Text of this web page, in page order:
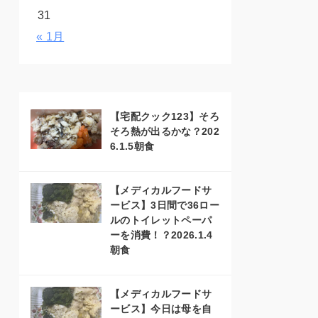
31
« 1月
【宅配クック123】そろ
そろ熱が出るかな？202
6.1.5朝食
【メディカルフードサ
ービス】3日間で36ロー
ルのトイレットペーパ
ーを消費！？2026.1.4
朝食
【メディカルフードサ
ービス】今日は母を自